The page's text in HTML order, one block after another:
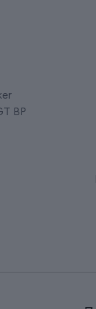
BP